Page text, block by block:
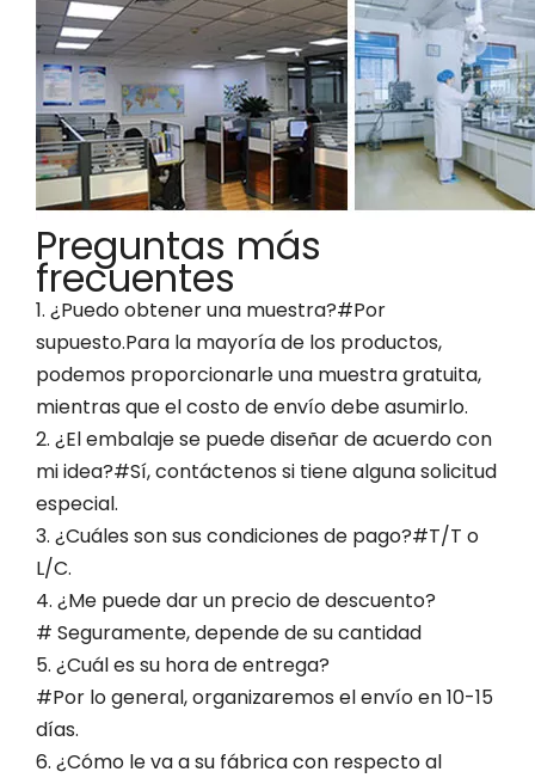
Preguntas más
frecuentes
1. ¿Puedo obtener una muestra?#Por
supuesto.Para la mayoría de los productos,
podemos proporcionarle una muestra gratuita,
mientras que el costo de envío debe asumirlo.
2. ¿El embalaje se puede diseñar de acuerdo con
mi idea?#Sí, contáctenos si tiene alguna solicitud
especial.
3. ¿Cuáles son sus condiciones de pago?#T/T o
L/C.
4. ¿Me puede dar un precio de descuento?
# Seguramente, depende de su cantidad
5. ¿Cuál es su hora de entrega?
#Por lo general, organizaremos el envío en 10-15
días.
6. ¿Cómo le va a su fábrica con respecto al